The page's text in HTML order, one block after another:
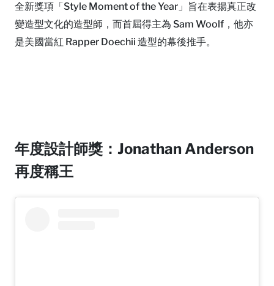
全新獎項「Style Moment of the Year」旨在表揚真正改
變造型文化的造型師，而首屆得主為 Sam Woolf，他亦
是美國當紅 Rapper Doechii 造型的幕後推手。
年度設計師獎：Jonathan Anderson
再度稱王